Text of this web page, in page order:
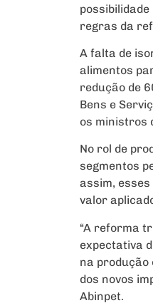
regras da
A falta de
alimentos
redução de
Bens e
os ministros
No rol de
segmentos
assim, esses
valor
“A reforma
expectativa
na produção
dos novos
Abinpet.